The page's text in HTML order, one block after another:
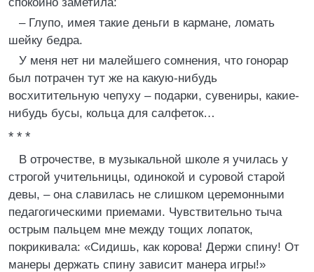
– Глупо, имея такие деньги в кармане, ломать
шейку бедра.
У меня нет ни малейшего сомнения, что гонорар
был потрачен тут же на какую-нибудь
восхитительную чепуху – подарки, сувениры, какие-
нибудь бусы, кольца для салфеток…
* * *
В отрочестве, в музыкальной школе я училась у
строгой учительницы, одинокой и суровой старой
девы, – она славилась не слишком церемонными
педагогическими приемами. Чувствительно тыча
острым пальцем мне между тощих лопаток,
покрикивала: «Сидишь, как корова! Держи спину! От
манеры держать спину зависит манера игры!»